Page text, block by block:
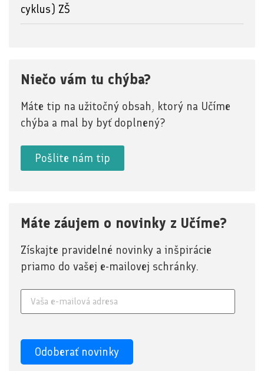
cyklus) ZŠ
Niečo vám tu chýba?
Máte tip na užitočný obsah, ktorý na Učíme
chýba a mal by byť doplnený?
Pošlite nám tip
Máte záujem o novinky z Učíme?
Získajte pravidelné novinky a inšpirácie
priamo do vašej e-mailovej schránky.